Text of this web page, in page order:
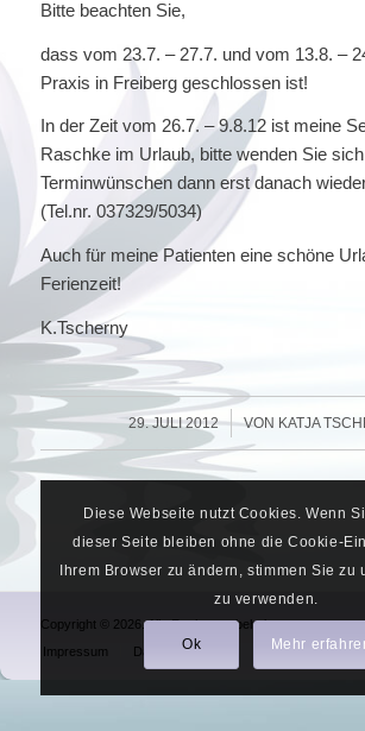
Bitte beachten Sie,
dass vom 23.7. – 27.7. und vom 13.8. –
Praxis in Freiberg geschlossen ist!
In der Zeit vom 26.7. – 9.8.12 ist meine
Raschke im Urlaub, bitte wenden Sie
Terminwünschen dann erst danach
(Tel.nr. 037329/5034)
Auch für meine Patienten eine schöne
Ferienzeit!
K.Tscherny
29. JULI 2012
/ VON KATJA
Copyright © 2026. Alle Rechte vorbehalten.
Impressum
Datenschutz
Diese Webseite nutzt Cookies. Wenn
dieser Seite bleiben ohne die Cookie-
Ihrem Browser zu ändern, stimmen Sie zu
zu verwenden.
Ok Mehr